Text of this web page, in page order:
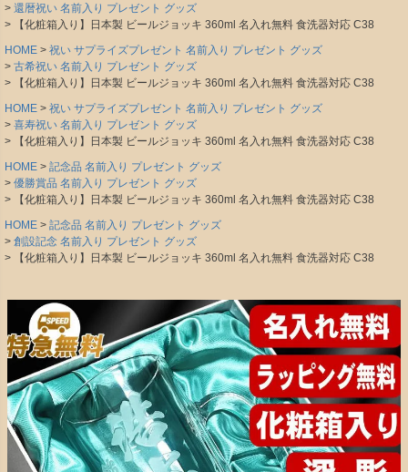
還暦祝い 名前入り プレゼント グッズ
【化粧箱入り】日本製 ビールジョッキ 360ml 名入れ無料 食洗器対応 C38
HOME
祝い サプライズプレゼント 名前入り プレゼント グッズ
古希祝い 名前入り プレゼント グッズ
【化粧箱入り】日本製 ビールジョッキ 360ml 名入れ無料 食洗器対応 C38
HOME
祝い サプライズプレゼント 名前入り プレゼント グッズ
喜寿祝い 名前入り プレゼント グッズ
【化粧箱入り】日本製 ビールジョッキ 360ml 名入れ無料 食洗器対応 C38
HOME
記念品 名前入り プレゼント グッズ
優勝賞品 名前入り プレゼント グッズ
【化粧箱入り】日本製 ビールジョッキ 360ml 名入れ無料 食洗器対応 C38
HOME
記念品 名前入り プレゼント グッズ
創設記念 名前入り プレゼント グッズ
【化粧箱入り】日本製 ビールジョッキ 360ml 名入れ無料 食洗器対応 C38